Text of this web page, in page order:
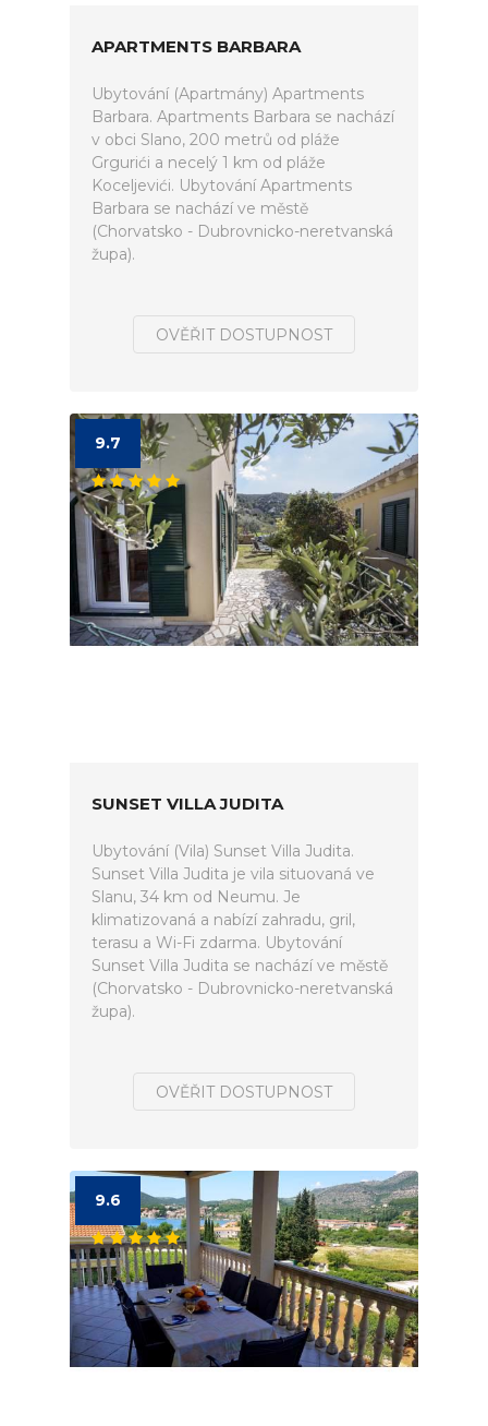
APARTMENTS BARBARA
Ubytování (Apartmány) Apartments
Barbara. Apartments Barbara se nachází
v obci Slano, 200 metrů od pláže
Grgurići a necelý 1 km od pláže
Koceljevići. Ubytování Apartments
Barbara se nachází ve městě
(Chorvatsko - Dubrovnicko-neretvanská
župa).
OVĚŘIT DOSTUPNOST
9.7
SUNSET VILLA JUDITA
Ubytování (Vila) Sunset Villa Judita.
Sunset Villa Judita je vila situovaná ve
Slanu, 34 km od Neumu. Je
klimatizovaná a nabízí zahradu, gril,
terasu a Wi-Fi zdarma. Ubytování
Sunset Villa Judita se nachází ve městě
(Chorvatsko - Dubrovnicko-neretvanská
župa).
OVĚŘIT DOSTUPNOST
9.6